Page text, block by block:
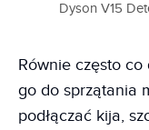
Dyson V15
Równie często co
go do sprzątania
podłączać kija,